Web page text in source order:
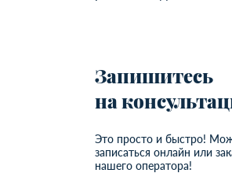
Запишитесь
на
Это просто и быстро!
записаться онлайн или
нашего оператора!